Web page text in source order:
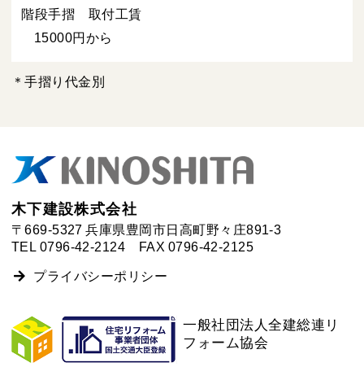
階段手摺 取付工賃
15000円から
＊手摺り代金別
木下建設株式会社
〒669-5327 兵庫県豊岡市日高町野々庄891-3
TEL0796-42-2124 FAX 0796-42-2125
プライバシーポリシー
一般社団法人全建総連リ
フォーム協会